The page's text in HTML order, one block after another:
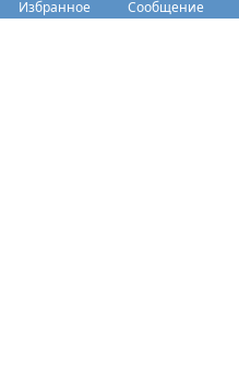
Избранное Сообщение